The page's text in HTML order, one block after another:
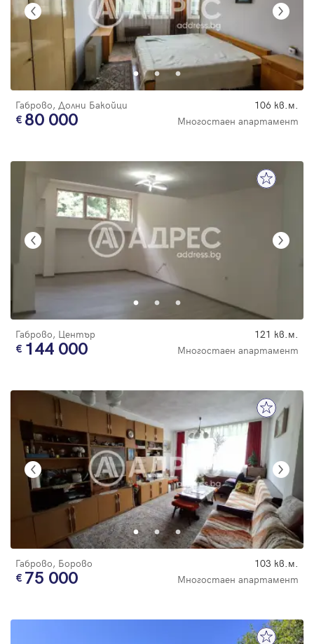
Габрово, Долни Бакойци 106 кв.м.
80 000 Многостаен апартамент
Габрово, Център 121 кв.м.
144 000 Многостаен апартамент
Габрово, Борово 103 кв.м.
75 000 Многостаен апартамент